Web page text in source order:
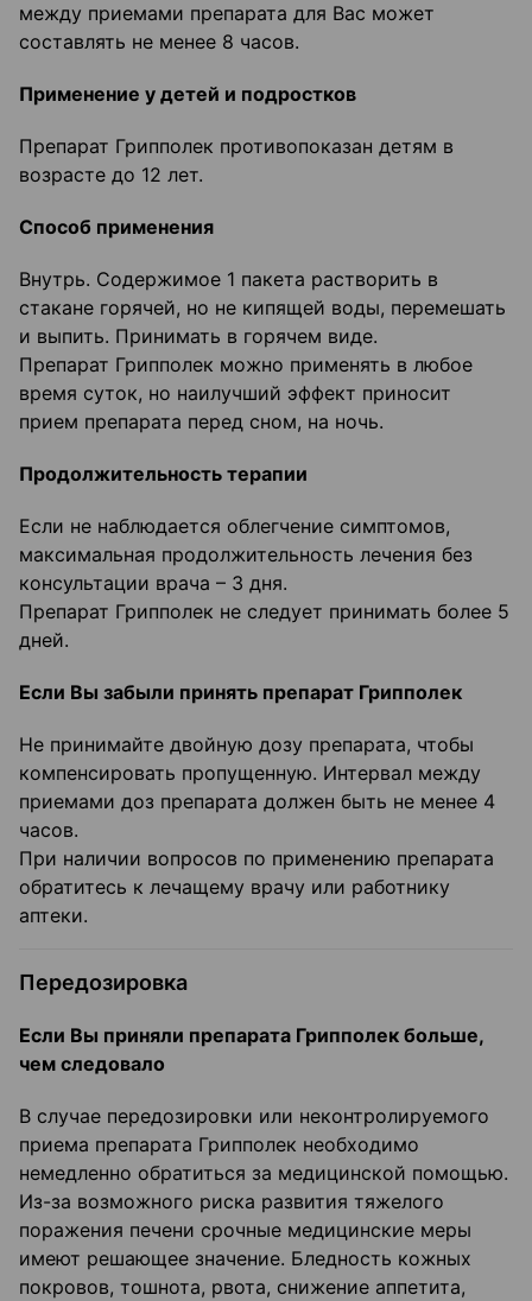
между приемами препарата для Вас может
составлять не менее 8 часов.
Применение у детей и подростков
Препарат Грипполек противопоказан детям в
возрасте до 12 лет.
Способ применения
Внутрь. Содержимое 1 пакета растворить в
стакане горячей, но не кипящей воды, перемешать
и выпить. Принимать в горячем виде.
Препарат Грипполек можно применять в любое
время суток, но наилучший эффект приносит
прием препарата перед сном, на ночь.
Продолжительность терапии
Если не наблюдается облегчение симптомов,
максимальная продолжительность лечения без
консультации врача – 3 дня.
Препарат Грипполек не следует принимать более 5
дней.
Если Вы забыли принять препарат Грипполек
Не принимайте двойную дозу препарата, чтобы
компенсировать пропущенную. Интервал между
приемами доз препарата должен быть не менее 4
часов.
При наличии вопросов по применению препарата
обратитесь к лечащему врачу или работнику
аптеки.
Передозировка
Если Вы приняли препарата Грипполек больше,
чем следовало
В случае передозировки или неконтролируемого
приема препарата Грипполек необходимо
немедленно обратиться за медицинской помощью.
Из-за возможного риска развития тяжелого
поражения печени срочные медицинские меры
имеют решающее значение. Бледность кожных
покровов, тошнота, рвота, снижение аппетита,